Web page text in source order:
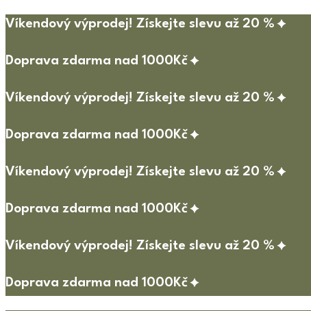
Víkendový výprodej! Získejte slevu až 20 %
Doprava zdarma nad 1000Kč
Víkendový výprodej! Získejte slevu až 20 %
Doprava zdarma nad 1000Kč
Víkendový výprodej! Získejte slevu až 20 %
Doprava zdarma nad 1000Kč
Víkendový výprodej! Získejte slevu až 20 %
Doprava zdarma nad 1000Kč